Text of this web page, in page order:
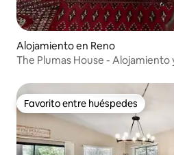
Alojamiento en Reno
The Plumas House - Alojamiento
Favorito entre huéspedes
Favorito entre huéspedes